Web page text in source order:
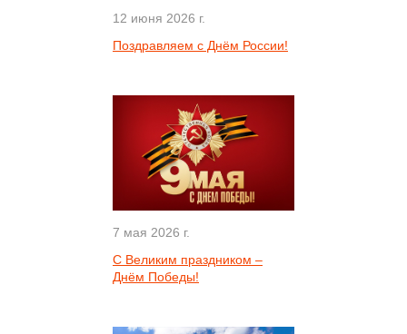
12 июня 2026 г.
Поздравляем с Днём России!
7 мая 2026 г.
С Великим праздником –
Днём Победы!